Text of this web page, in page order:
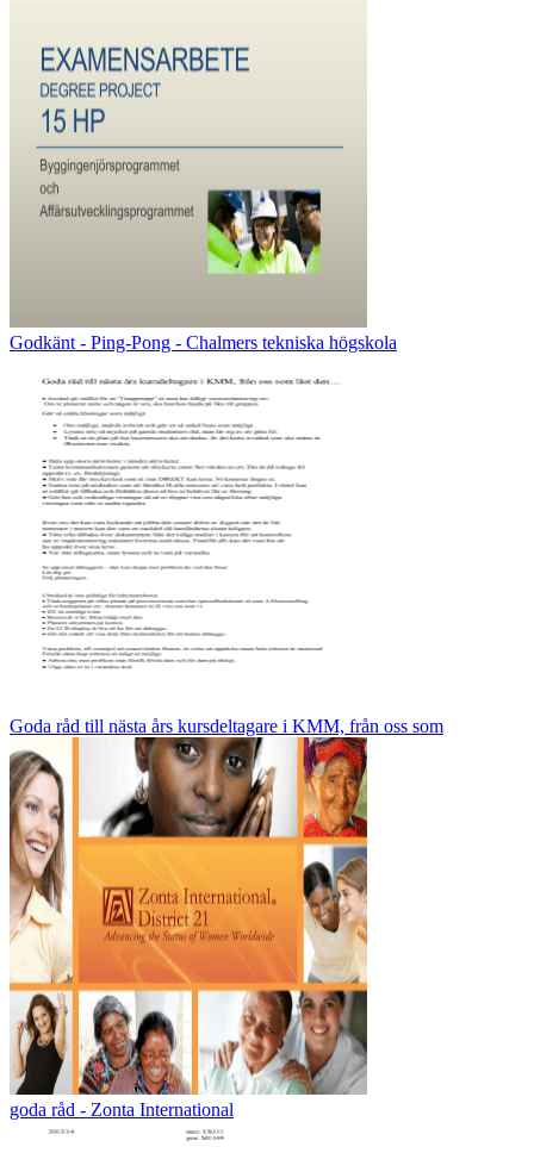
Godkänt - Ping-Pong - Chalmers tekniska högskola
Goda råd till nästa års kursdeltagare i KMM, från oss som
goda råd - Zonta International